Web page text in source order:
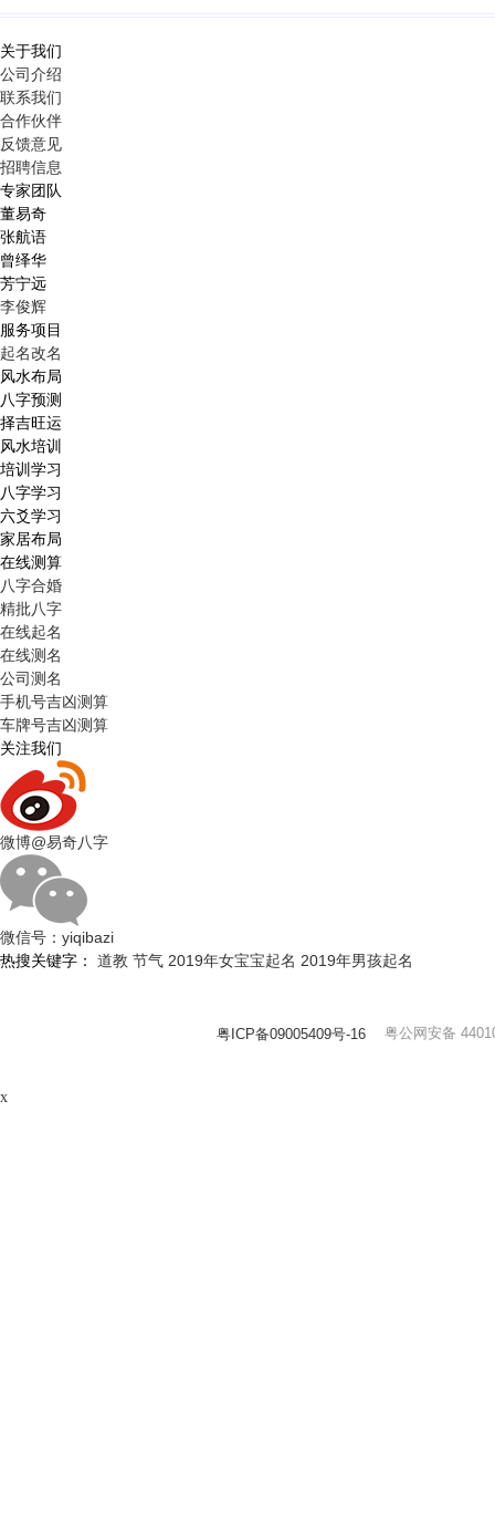
关于我们
公司介绍
联系我们
合作伙伴
反馈意见
招聘信息
专家团队
董易奇
张航语
曾绎华
芳宁远
李俊辉
服务项目
起名改名
风水布局
八字预测
择吉旺运
风水培训
培训学习
八字学习
六爻学习
家居布局
在线测算
八字合婚
精批八字
在线起名
在线测名
公司测名
手机号吉凶测算
车牌号吉凶测算
关注我们
微博@易奇八字
微信号： yiqibazi
热搜关键字： 道教 节气 2019年女宝宝起名 2019年男孩起名
粤ICP备09005409号-16 粤公网安备
x